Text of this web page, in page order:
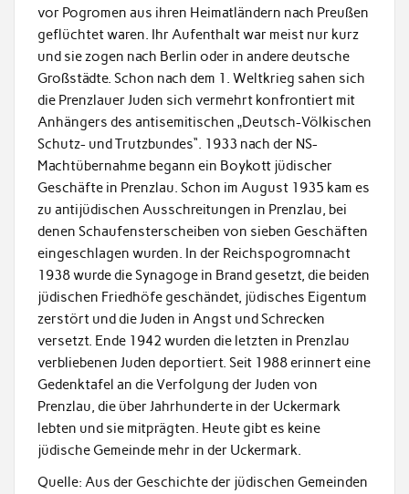
vor Pogromen aus ihren Heimatländern nach Preußen
geflüchtet waren. Ihr Aufenthalt war meist nur kurz
und sie zogen nach Berlin oder in andere deutsche
Großstädte. Schon nach dem 1. Weltkrieg sahen sich
die Prenzlauer Juden sich vermehrt konfrontiert mit
Anhängers des antisemitischen „Deutsch-Völkischen
Schutz- und Trutzbundes“. 1933 nach der NS-
Machtübernahme begann ein Boykott jüdischer
Geschäfte in Prenzlau. Schon im August 1935 kam es
zu antijüdischen Ausschreitungen in Prenzlau, bei
denen Schaufensterscheiben von sieben Geschäften
eingeschlagen wurden. In der Reichspogromnacht
1938 wurde die Synagoge in Brand gesetzt, die beiden
jüdischen Friedhöfe geschändet, jüdisches Eigentum
zerstört und die Juden in Angst und Schrecken
versetzt. Ende 1942 wurden die letzten in Prenzlau
verbliebenen Juden deportiert. Seit 1988 erinnert eine
Gedenktafel an die Verfolgung der Juden von
Prenzlau, die über Jahrhunderte in der Uckermark
lebten und sie mitprägten. Heute gibt es keine
jüdische Gemeinde mehr in der Uckermark.
Quelle: Aus der Geschichte der jüdischen Gemeinden